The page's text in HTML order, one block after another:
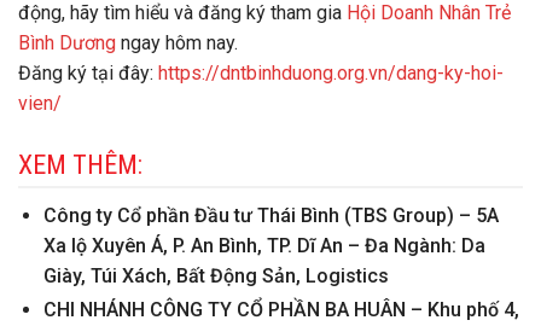
động, hãy tìm hiểu và đăng ký tham gia Hội Doanh Nhân Trẻ
Bình Dương ngay hôm nay.
Đăng ký tại đây: https://dntbinhduong.org.vn/dang-ky-hoi-
vien/
XEM THÊM:
Công ty Cổ phần Đầu tư Thái Bình (TBS Group) – 5A
Xa lộ Xuyên Á, P. An Bình, TP. Dĩ An – Đa Ngành: Da
Giày, Túi Xách, Bất Động Sản, Logistics
CHI NHÁNH CÔNG TY CỔ PHẦN BA HUÂN – Khu phố 4,